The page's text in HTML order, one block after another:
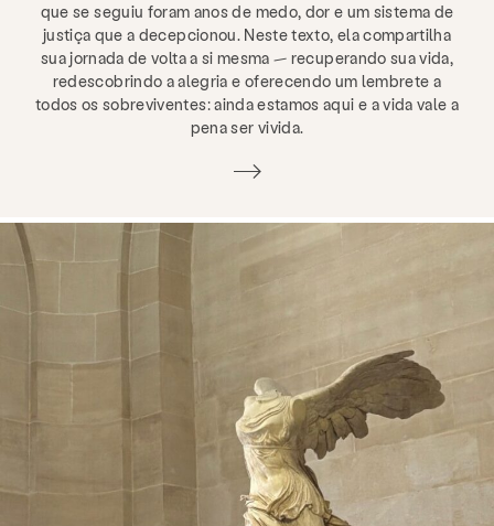
Serviços Prevenção e Educação
Recursos Dar Se envolver
Notícias e Blog
Perguntas frequentes
que se seguiu foram anos de medo, dor e um sistema de
justiça que a decepcionou. Neste texto, ela compartilha
sua jornada de volta a si mesma — recuperando sua vida,
redescobrindo a alegria e oferecendo um lembrete a
todos os sobreviventes: ainda estamos aqui e a vida vale a
pena ser vivida.